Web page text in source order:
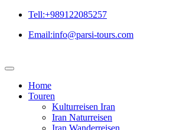
Tell:+989122085257
Email:info@parsi-tours.com
Home
Touren
Kulturreisen Iran
Iran Naturreisen
Iran Wanderreisen